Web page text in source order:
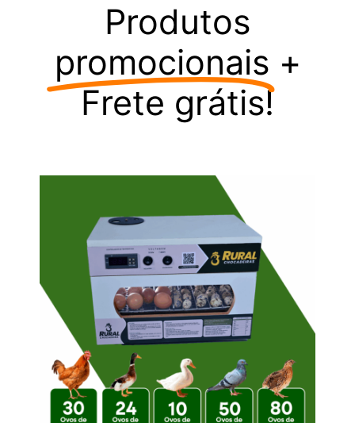
Produtos
promocionais +
Frete grátis!